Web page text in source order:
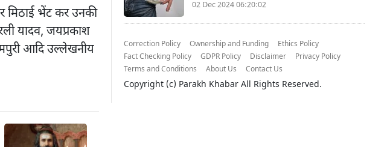
मिठाई भेंट कर उनकी
यादव, जयप्रकाश
आदि उल्लेखनीय
02 Dec 2024 06:20:02
Correction Policy Ownership and Funding
Ethics Policy
Fact Checking Policy
GDPR Policy Disclaimer
Privacy Policy
Terms and Conditions
About Us Contact Us
Copyright (c) Parakh Khabar All Rights Reserved.